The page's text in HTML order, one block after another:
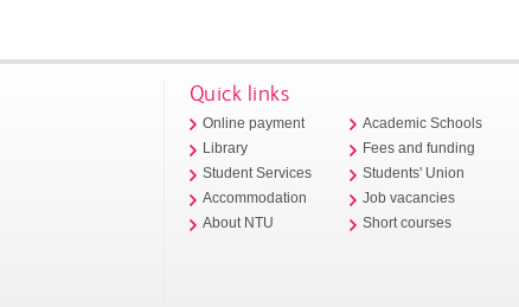
Quick links
Online payment
Library
Student Services
Accommodation
About NTU
Academic Schools
Fees and funding
Students' Union
Job vacancies
Short courses